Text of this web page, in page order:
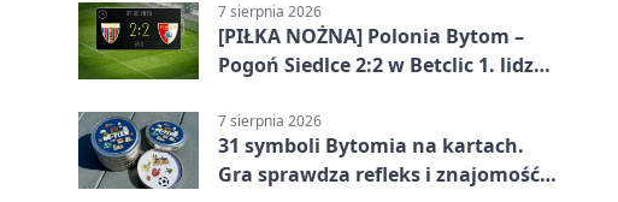
7 sierpnia 2026
[PIŁKA NOŻNA] Polonia Bytom –
Pogoń Siedlce 2:2 w Betclic 1. lidze.
ale stracili zwycięstwo
7 sierpnia 2026
31 symboli Bytomia na kartach.
Gra sprawdza refleks i znajomość